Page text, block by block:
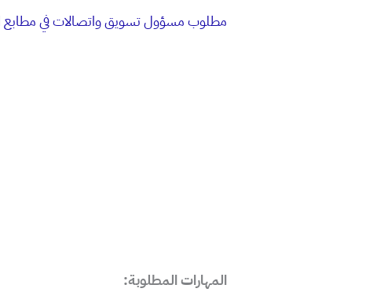
مطلوب مسؤول تسويق واتصالات في مطابع
المهارات المطلوبة: